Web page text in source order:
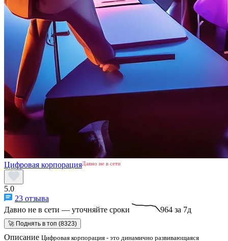
Цифровая корпорацияДавно не в сети
5.0
23 отзыва
Давно не в сети — уточняйте сроки
964 за 7д
🚀 Поднять в топ (8323)
Описание Цифровая корпорация - это динамично развивающаяся